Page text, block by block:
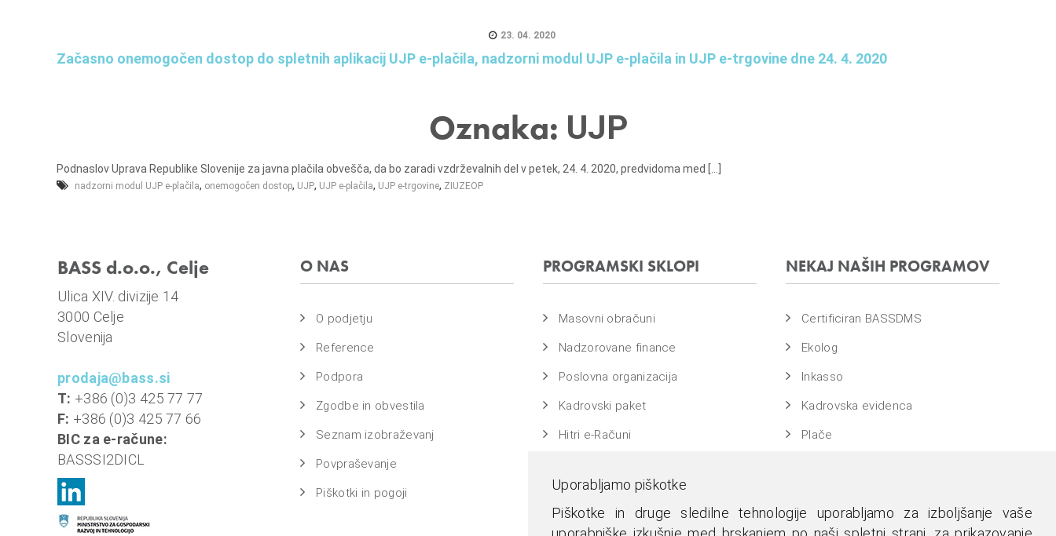
Uporabljamo piškotke
Piškotke in druge sledilne tehnologije uporabljamo za izboljšanje vaše
23. 04. 2020
Začasno onemogočen dostop do spletnih aplikacij UJP e-plačila, nadzorni modul UJP e-plačila in UJP e-trgovine dne 24. 4. 2020
Oznaka: UJP
Podnaslov Uprava Republike Slovenije za javna plačila obvešča, da bo zaradi vzdrževalnih del v petek, 24. 4. 2020, predvidoma med [...]
nadzorni modul UJP e-plačila, onemogočen dostop, UJP, UJP e-plačila, UJP e-trgovine, ZIUZEOP
BASS d.o.o., Celje
Ulica XIV. divizije 14
3000 Celje
Slovenija
prodaja@bass.si
T: +386 (0)3 425 77 77
F: +386 (0)3 425 77 66
BIC za e-račune:
BASSSI2DICL
O NAS
O podjetju
Reference
Podpora
Zgodbe in obvestila
Seznam izobraževanj
Povpraševanje
Piškotki in pogoji
PROGRAMSKI SKLOPI
Masovni obračuni
Nadzorovane finance
Poslovna organizacija
Kadrovski paket
Hitri e-Računi
NEKAJ NAŠIH PROGRAMOV
Certificiran BASSDMS
Ekolog
Inkasso
Kadrovska evidenca
Plače